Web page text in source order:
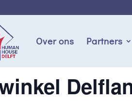
Over ons Partners